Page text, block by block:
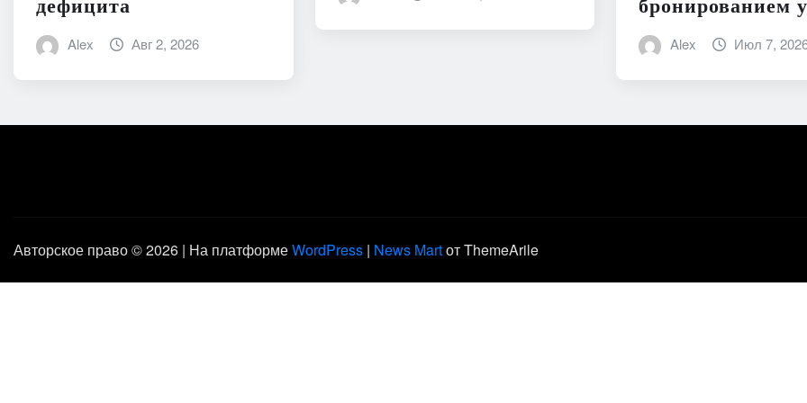
дефицита
Alex Авг 2, 2026
бронированием
Alex Июл 7,
Авторское право © 2026 | На платформеWordPress | News Martот ThemeArile